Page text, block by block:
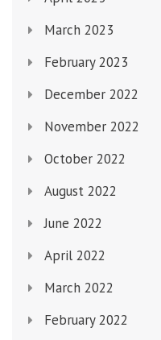
March 2023
February 2023
December 2022
November 2022
October 2022
August 2022
June 2022
April 2022
March 2022
February 2022